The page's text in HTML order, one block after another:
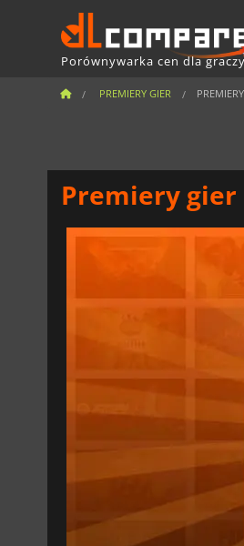
Porównywarka cen dla
PREMIERY GIER
Premiery gier